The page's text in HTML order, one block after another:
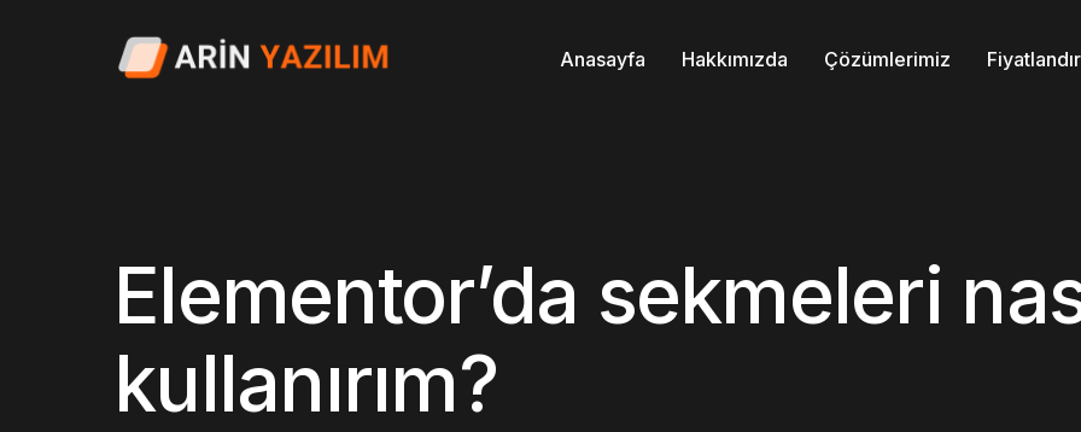
Anasayfa Hakkımızda Çözümlerimiz
Elementor’da sekmeleri
kullanırım?